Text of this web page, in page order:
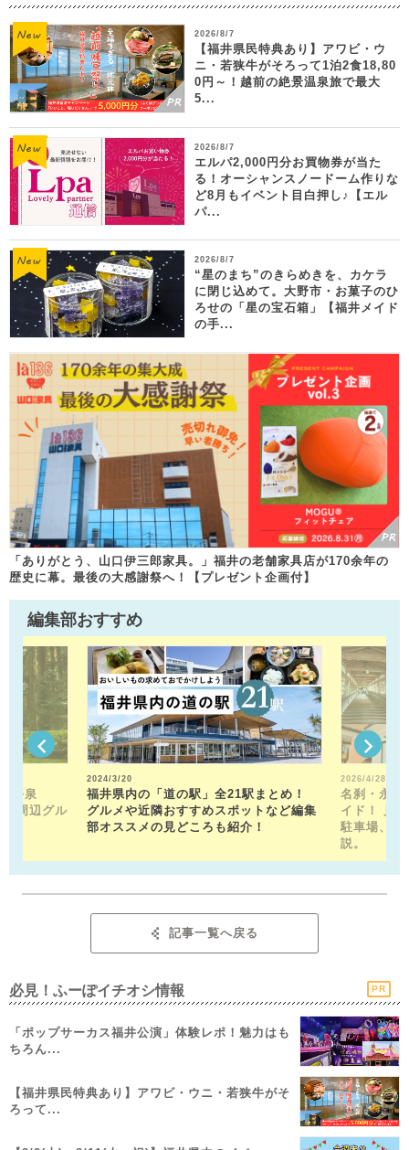
2026/8/7
【福井県民特典あり】アワビ・ウ
ニ・若狭牛がそろって1泊2食18,80
0円～！越前の絶景温泉旅で最大
5...
2026/8/7
エルパ2,000円分お買物券が当た
る！オーシャンスノードーム作りな
ど8月もイベント目白押し♪【エル
パ...
2026/8/7
“星のまち”のきらめきを、カケラ
に閉じ込めて。大野市・お菓子のひ
ろせの「星の宝石箱」【福井メイド
の手...
「ありがとう、山口伊三郎家具。」福井の老舗家具店が170余年の
歴史に幕。最後の大感謝祭へ！【プレゼント企画付】
編集部おすすめ
平泉
周辺グル
2024/3/20
福井県内の「道の駅」全21駅まとめ！
グルメや近隣おすすめスポットなど編集
部オススメの見どころも紹介！
2026/4/28
名刹・永平
イド！ 見
駐車場、お
説。
記事一覧へ戻る
必見！ふーぽイチオシ情報 PR
「ポップサーカス福井公演」体験レポ！魅力はも
ちろん...
【福井県民特典あり】アワビ・ウニ・若狭牛がそ
ろって...